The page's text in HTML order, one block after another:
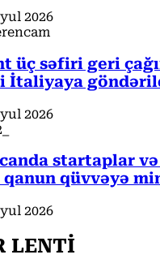
2026
üç səfiri geri
İtaliyaya
2026
startaplar
qanun qüvvəyə
2026
LENTİ